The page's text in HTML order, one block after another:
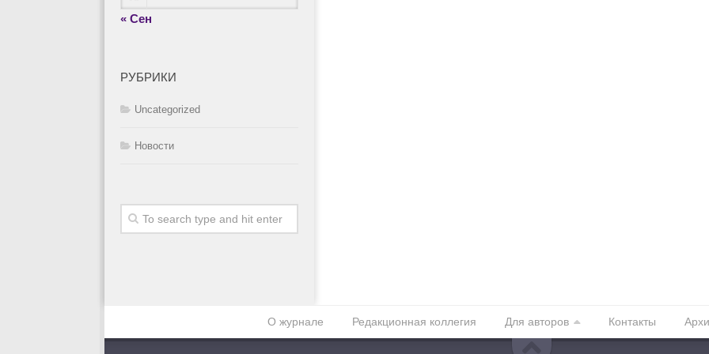
« Сен
РУБРИКИ
Uncategorized
Новости
О журнале Редакционная коллегия Для авторов Контакты